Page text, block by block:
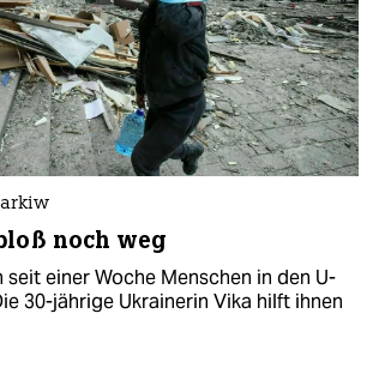
noch weg
seit einer Woche Menschen in den U-
30-jährige Ukrainerin Vika hilft ihnen